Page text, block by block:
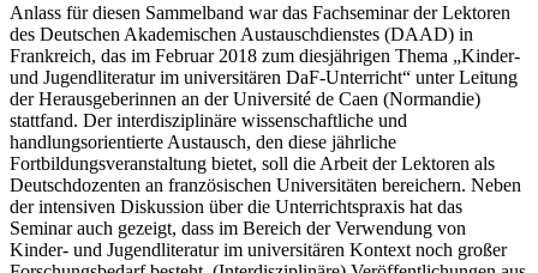
Anlass für diesen Sammelband war das Fachseminar der Lektoren
des Deutschen Akademischen Austauschdienstes (DAAD) in
Frankreich, das im Februar 2018 zum diesjährigen Thema „Kinder-
und Jugendliteratur im universitären DaF-Unterricht“ unter Leitung
der Herausgeberinnen an der Université de Caen (Normandie)
stattfand. Der interdisziplinäre wissenschaftliche und
handlungsorientierte Austausch, den diese jährliche
Fortbildungsveranstaltung bietet, soll die Arbeit der Lektoren als
Deutschdozenten an französischen Universitäten bereichern. Neben
der intensiven Diskussion über die Unterrichtspraxis hat das
Seminar auch gezeigt, dass im Bereich der Verwendung von
Kinder- und Jugendliteratur im universitären Kontext noch großer